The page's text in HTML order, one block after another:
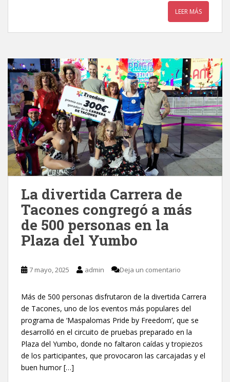
LEER MÁS
La divertida Carrera de
Tacones congregó a más
de 500 personas en la
Plaza del Yumbo
7 mayo, 2025 admin Deja un comentario
Más de 500 personas disfrutaron de la divertida Carrera
de Tacones, uno de los eventos más populares del
programa de ‘Maspalomas Pride by Freedom’, que se
desarrolló en el circuito de pruebas preparado en la
Plaza del Yumbo, donde no faltaron caídas y tropiezos
de los participantes, que provocaron las carcajadas y el
buen humor […]